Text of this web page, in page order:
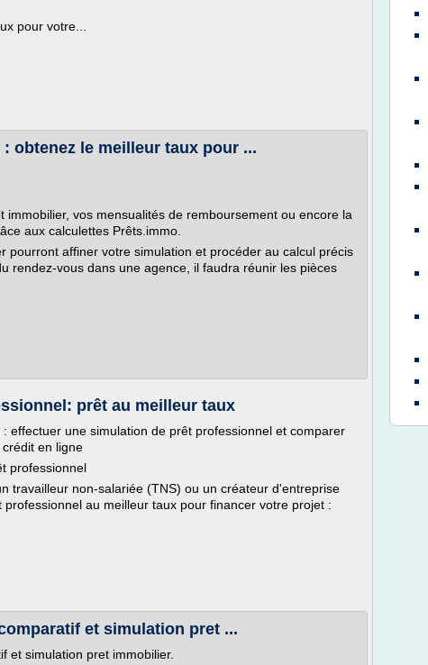
pour votre...
obtenez le meilleur taux pour ...
immobilier, vos mensualités de remboursement ou encore la
aux calculettes Prêts.immo.
pourront affiner votre simulation et procéder au calcul précis
rendez-vous dans une agence, il faudra réunir les pièces
prêt au meilleur taux
effectuer une simulation de prêt professionnel et comparer
en ligne
professionnel
travailleur non-salariée (TNS) ou un créateur d'entreprise
au meilleur taux pour financer votre projet :
et simulation pret ...
et simulation pret immobilier.